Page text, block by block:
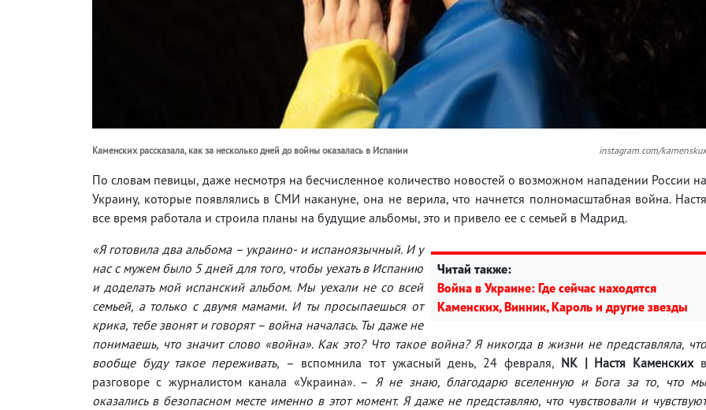
Каменских рассказала, как за несколько дней до войны оказалась в Испании instagram.com/kamenskux
По словам певицы, даже несмотря на бесчисленное количество новостей о возможном нападении России на
Украину, которые появлялись в СМИ накануне, она не верила, что начнется полномасштабная война. Настя
все время работала и строила планы на будущие альбомы, это и привело ее с семьей в Мадрид.
Читай также:
Война в Украине: Где сейчас находятся
Каменских, Винник, Кароль и другие звезды
«Я готовила два альбома – украино- и испаноязычный. И у
нас с мужем было 5 дней для того, чтобы уехать в Испанию
и доделать мой испанский альбом. Мы уехали не со всей
семьей, а только с двумя мамами. И ты просыпаешься от
крика, тебе звонят и говорят – война началась. Ты даже не
понимаешь, что значит слово «война». Как это? Что такое война? Я никогда в жизни не представляла, что
вообще буду такое переживать, – вспомнила тот ужасный день, 24 февраля, NK | Настя Каменскихв
разговоре с журналистом канала «Украина». – Я не знаю, благодарю вселенную и Бога за то, что мы
оказались в безопасном месте именно в этот момент. Я даже не представляю, что чувствовали и чувствуют